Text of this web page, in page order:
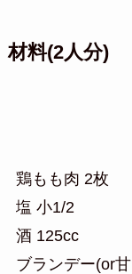
材料(2人分)
鶏もも肉 2枚
塩 小1/2
酒 125cc
ブランデー(or